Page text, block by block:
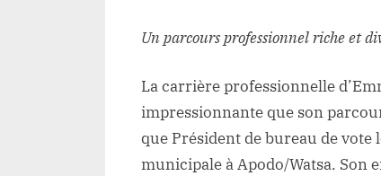
Un parcours professionnel riche et
La carrière professionnelle
impressionnante que son
que Président de bureau de
municipale à Apodo/Watsa. Son